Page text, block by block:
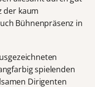
der kaum
Bühnenpräsenz in
spielenden
Dirigenten